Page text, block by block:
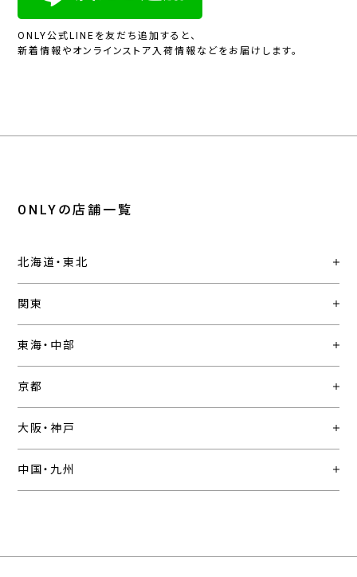
ONLY公式LINEを友だち追加すると、
新着情報やオンラインストア入荷情報などをお届けします。
ONLYの店舗一覧
北海道・東北
関東
東海・中部
京都
大阪・神戸
中国・九州